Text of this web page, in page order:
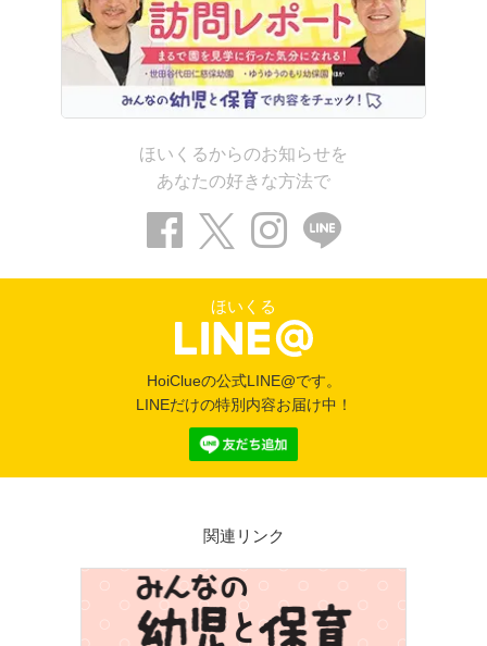
ほいくるからのお知らせを
あなたの好きな方法で
ほいくる
HoiClueの公式LINE@です。
LINEだけの特別内容お届け中！
関連リンク